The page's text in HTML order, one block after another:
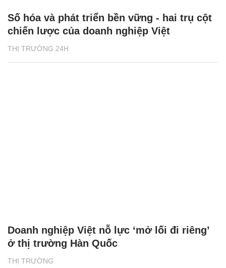
THỊ TRƯỜNG 24H
Số hóa và phát triển bền vững - hai trụ cột
chiến lược của doanh nghiệp Việt
THỊ TRƯỜNG
Doanh nghiệp Việt nỗ lực ‘mở lối đi riêng’
ở thị trường Hàn Quốc